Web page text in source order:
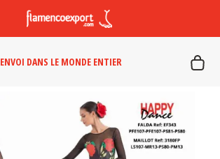
ENVOI DANS LE MONDE ENTIER